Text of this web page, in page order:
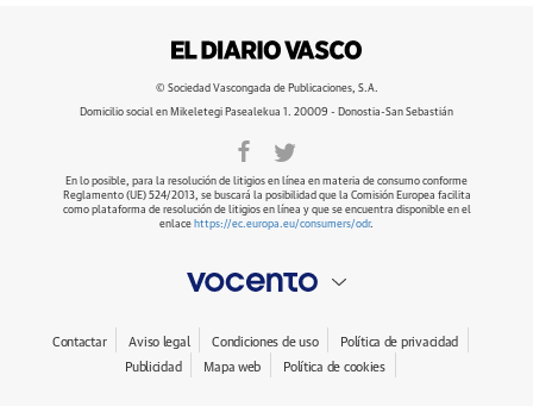
© Sociedad Vascongada de Publicaciones, S.A.
Domicilio social en Mikeletegi Pasealekua 1. 20009 - Donostia-San Sebastián
En lo posible, para la resolución de litigios en línea en materia de consumo conforme
Reglamento (UE) 524/2013, se buscará la posibilidad que la Comisión Europea facilita
como plataforma de resolución de litigios en línea y que se encuentra disponible en el
enlace https://ec.europa.eu/consumers/odr.
Contactar Aviso legal Condiciones de uso
Política de privacidad
Publicidad
Mapa web Política de cookies